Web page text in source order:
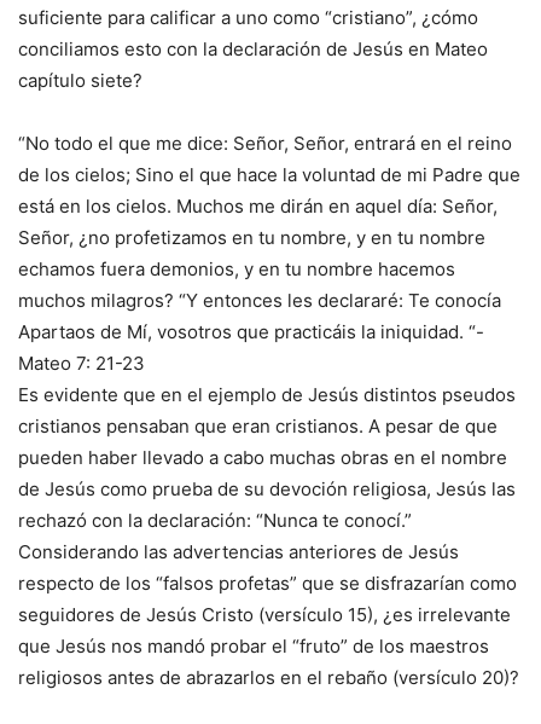
suficiente para calificar a uno como “cristiano”, ¿cómo
conciliamos esto con la declaración de Jesús en Mateo
capítulo siete?
“No todo el que me dice: Señor, Señor, entrará en el reino
de los cielos; Sino el que hace la voluntad de mi Padre que
está en los cielos. Muchos me dirán en aquel día: Señor,
Señor, ¿no profetizamos en tu nombre, y en tu nombre
echamos fuera demonios, y en tu nombre hacemos
muchos milagros? “Y entonces les declararé: Te conocía
Apartaos de Mí, vosotros que practicáis la iniquidad. “-
Mateo 7: 21-23
Es evidente que en el ejemplo de Jesús distintos pseudos
cristianos pensaban que eran cristianos. A pesar de que
pueden haber llevado a cabo muchas obras en el nombre
de Jesús como prueba de su devoción religiosa, Jesús las
rechazó con la declaración: “Nunca te conocí.”
Considerando las advertencias anteriores de Jesús
respecto de los “falsos profetas” que se disfrazarían como
seguidores de Jesús Cristo (versículo 15), ¿es irrelevante
que Jesús nos mandó probar el “fruto” de los maestros
religiosos antes de abrazarlos en el rebaño (versículo 20)?